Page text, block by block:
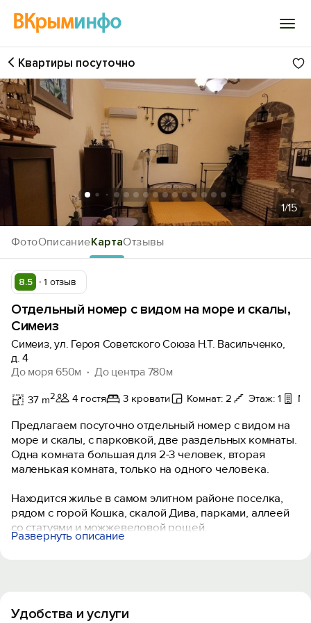
ВКрыминфо
Войти
Избранное
История просмотра
Добавить свой объект
ФотоОписаниеКартаОтзывы
Квартиры посуточно
1/15
8.5 1 отзыв
Отдельный номер с видом на море и скалы,
Симеиз
Симеиз, ул. Героя Советского Союза Н.Т. Васильченко,
д. 4
До моря 650м
До центра 780м
37 m2 4 гостя 3 кровати Комнат: 2 Этаж: 1
Предлагаем посуточно отдельный номер с видом на
море и скалы, с парковкой, две раздельных комнаты.
Одна комната большая для 2-3 человек, вторая
маленькая комната, только на одного человека.
Находится жилье в самом элитном районе поселка,
рядом с горой Кошка, скалой Дива, парками, аллеей
со статуями и можжевеловой рощей.
Близость к жилью можжевеловой рощи, создает
Фитанциды - природные антисептики, которые
Развернуть описание
Удобства и услуги